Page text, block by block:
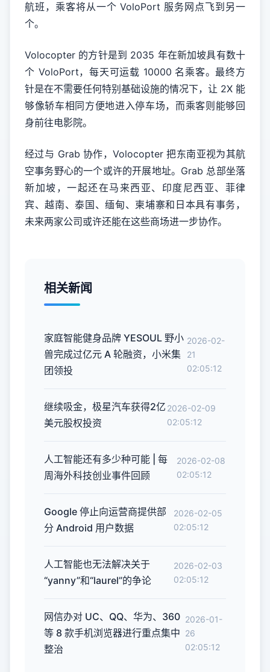
航班，乘客将从一个 VoloPort 服务网点飞到另一
个。
Volocopter 的方针是到 2035 年在新加坡具有数十
个 VoloPort，每天可运载 10000 名乘客。最终方
针是在不需要任何特别基础设施的情况下，让 2X 能
够像轿车相同方便地进入停车场，而乘客则能够回
身前往电影院。
经过与 Grab 协作，Volocopter 把东南亚视为其航
空事务野心的一个或许的开展地址。Grab 总部坐落
新加坡，一起还在马来西亚、印度尼西亚、菲律
宾、越南、泰国、缅甸、柬埔寨和日本具有事务，
未来两家公司或许还能在这些商场进一步协作。
相关新闻
家庭智能健身品牌 YESOUL 野小
兽完成过亿元 A 轮融资，小米集
团领投
2026-02-
21
02:05:12
继续吸金，极星汽车获得2亿
美元股权投资
2026-02-09
02:05:12
人工智能还有多少种可能 | 每
周海外科技创业事件回顾
2026-02-08
02:05:12
Google 停止向运营商提供部
分 Android 用户数据
2026-02-05
02:05:12
人工智能也无法解决关于
“yanny”和“laurel”的争论
2026-02-03
02:05:12
网信办对 UC、QQ、华为、360
等 8 款手机浏览器进行重点集中
整治
2026-01-
26
02:05:12